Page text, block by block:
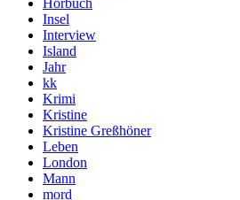
Hörbuch
Insel
Interview
Island
Jahr
kk
Krimi
Kristine
Kristine Greßhöner
Leben
London
Mann
mord